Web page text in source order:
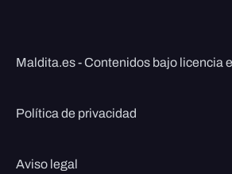
Maldita.es - Contenidos bajo licencia
Política de privacidad
Aviso legal